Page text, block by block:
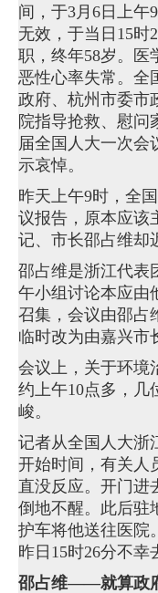
间，于3月6日上午
无效，于当日15时
职，终年58岁。医
恶性心率失常。全
政府、杭州市委市
院指导抢救、慰问
届全国人大一次会
示哀悼。
昨天上午9时，全
议报告，原本应该
记、市长邵占维却
邵占维是浙江代表
午小组讨论本应由
召集，会议由邵占
临时改为由嘉兴市
会议上，关于环境
约上午10点多，几
峻。
记者从全国人大浙
开始时间，有关人
直没反应。开门进
倒地不醒。此后驻
护车将他送往医院
昨日15时26分不幸
邵占维——就算政